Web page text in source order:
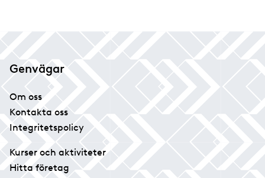
Genvägar
Om oss
Kontakta oss
Integritetspolicy
Kurser och aktiviteter
Hitta företag